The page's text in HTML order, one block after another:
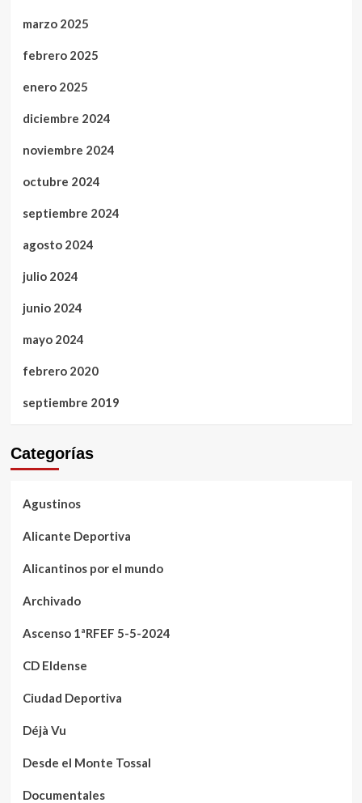
marzo 2025
febrero 2025
enero 2025
diciembre 2024
noviembre 2024
octubre 2024
septiembre 2024
agosto 2024
julio 2024
junio 2024
mayo 2024
febrero 2020
septiembre 2019
Categorías
Agustinos
Alicante Deportiva
Alicantinos por el mundo
Archivado
Ascenso 1ªRFEF 5-5-2024
CD Eldense
Ciudad Deportiva
Déjà Vu
Desde el Monte Tossal
Documentales